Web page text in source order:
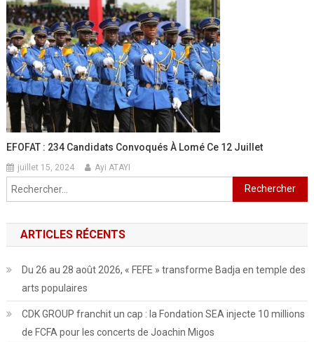
EFOFAT : 234 Candidats Convoqués À Lomé Ce 12 Juillet
juillet 15, 2024 Ayi ATAYI
Rechercher :
ARTICLES RÉCENTS
Du 26 au 28 août 2026, « FEFE » transforme Badja en temple des
arts populaires
CDK GROUP franchit un cap : la Fondation SEA injecte 10 millions
de FCFA pour les concerts de Joachin Migos